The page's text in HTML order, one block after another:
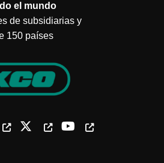
el mundo
de subsidiarias y
150 países